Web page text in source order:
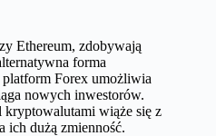
Ethereum, zdobywają
forma
Forex umożliwia
nowych inwestorów.
kryptowalutami wiąże się z
ich dużą zmienność.